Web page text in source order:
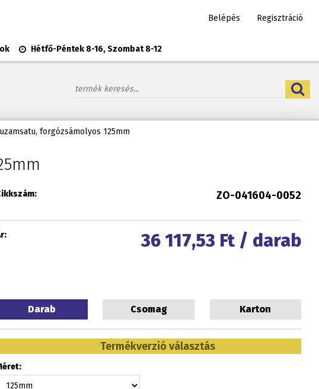
Belépés Regisztráció
Hétfő-Péntek 8-16, Szombat 8-12
forgózsámolyos 125mm
ZO-041604-0052
36 117,53 Ft / darab
Darab Csomag Karton
Termékverzió választás